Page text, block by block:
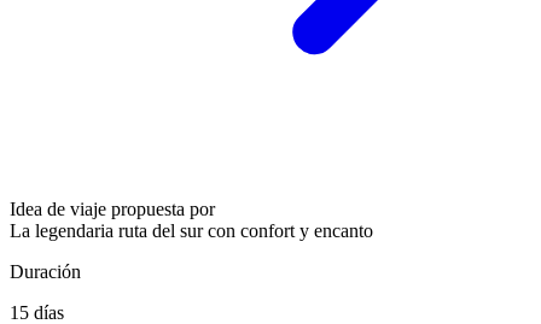
Idea de viaje propuesta por
La legendaria ruta del sur con confort y encanto
Duración
15 días